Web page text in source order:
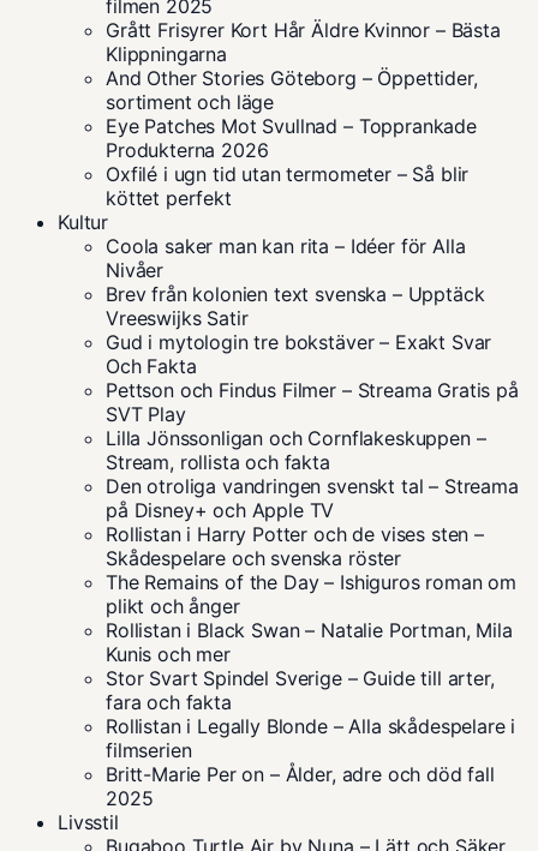
filmen 2025
Grått Frisyrer Kort Hår Äldre Kvinnor – Bästa
Klippningarna
And Other Stories Göteborg – Öppettider,
sortiment och läge
Eye Patches Mot Svullnad – Topprankade
Produkterna 2026
Oxfilé i ugn tid utan termometer – Så blir
köttet perfekt
Kultur
Coola saker man kan rita – Idéer för Alla
Nivåer
Brev från kolonien text svenska – Upptäck
Vreeswijks Satir
Gud i mytologin tre bokstäver – Exakt Svar
Och Fakta
Pettson och Findus Filmer – Streama Gratis på
SVT Play
Lilla Jönssonligan och Cornflakeskuppen –
Stream, rollista och fakta
Den otroliga vandringen svenskt tal – Streama
på Disney+ och Apple TV
Rollistan i Harry Potter och de vises sten –
Skådespelare och svenska röster
The Remains of the Day – Ishiguros roman om
plikt och ånger
Rollistan i Black Swan – Natalie Portman, Mila
Kunis och mer
Stor Svart Spindel Sverige – Guide till arter,
fara och fakta
Rollistan i Legally Blonde – Alla skådespelare i
filmserien
Britt-Marie Per on – Ålder, adre och död fall
2025
Livsstil
Bugaboo Turtle Air by Nuna – Lätt och Säker